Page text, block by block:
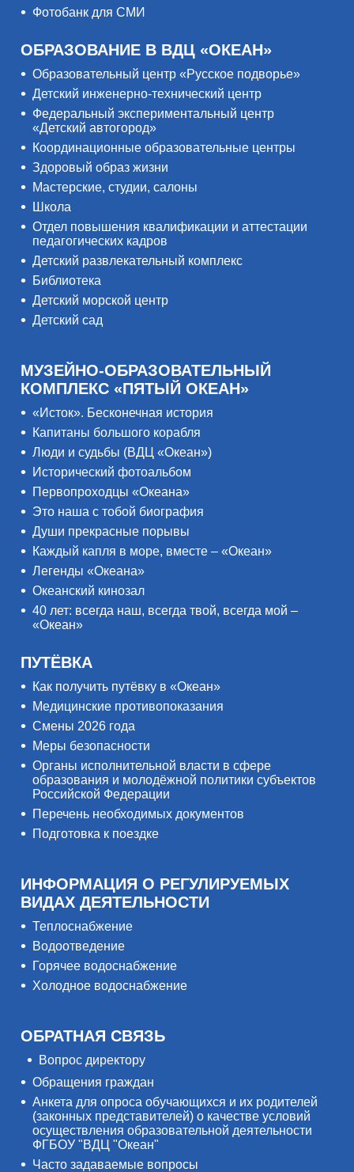
Фотобанк для СМИ
ОБРАЗОВАНИЕ В ВДЦ «ОКЕАН»
Образовательный центр «Русское подворье»
Детский инженерно-технический центр
Федеральный экспериментальный центр
«Детский автогород»
Координационные образовательные центры
Здоровый образ жизни
Мастерские, студии, салоны
Школа
Отдел повышения квалификации и аттестации
педагогических кадров
Детский развлекательный комплекс
Библиотека
Детский морской центр
Детский сад
МУЗЕЙНО-ОБРАЗОВАТЕЛЬНЫЙ
КОМПЛЕКС «ПЯТЫЙ ОКЕАН»
«Исток». Бесконечная история
Капитаны большого корабля
Люди и судьбы (ВДЦ «Океан»)
Исторический фотоальбом
Первопроходцы «Океана»
Это наша с тобой биография
Души прекрасные порывы
Каждый капля в море, вместе – «Океан»
Легенды «Океана»
Океанский кинозал
40 лет: всегда наш, всегда твой, всегда мой –
«Океан»
ПУТЁВКА
Как получить путёвку в «Океан»
Медицинские противопоказания
Смены 2026 года
Меры безопасности
Органы исполнительной власти в сфере
образования и молодёжной политики субъектов
Российской Федерации
Перечень необходимых документов
Подготовка к поездке
ИНФОРМАЦИЯ О РЕГУЛИРУЕМЫХ
ВИДАХ ДЕЯТЕЛЬНОСТИ
Теплоснабжение
Водоотведение
Горячее водоснабжение
Холодное водоснабжение
ОБРАТНАЯ СВЯЗЬ
Вопрос директору
Обращения граждан
Анкета для опроса обучающихся и их родителей
(законных представителей) о качестве условий
осуществления образовательной деятельности
ФГБОУ "ВДЦ "Океан"
Часто задаваемые вопросы